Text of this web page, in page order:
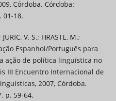
Córdoba. Córdoba:
01-18.
V. S.; HRASTE, M.;
Espanhol/Português para
ação de política linguística no
III Encuentro Internacional de
2007, Córdoba.
p. 59-64.